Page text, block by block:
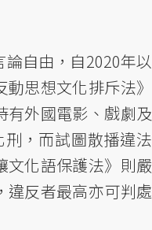
自由，自2020年以
思想文化排斥法》
有外國電影、戲劇及
，而試圖散播違法
文化語保護法》則嚴
違反者最高亦可判處